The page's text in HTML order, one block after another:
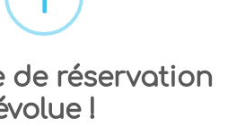
de réservation
!